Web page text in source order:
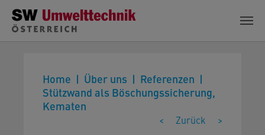
Zum Hauptinhalt springen
Home Über uns
Referenzen
Stützwand als Böschungssicherung,
Kematen
< Zurück >